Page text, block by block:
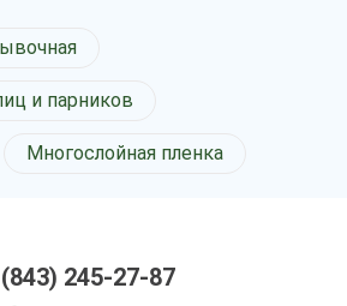
и парников
Многослойная пленка
245-27-87